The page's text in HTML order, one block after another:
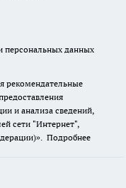
персональных данных
рекомендательные
и анализа сведений,
сети "Интернет",
Подробнее